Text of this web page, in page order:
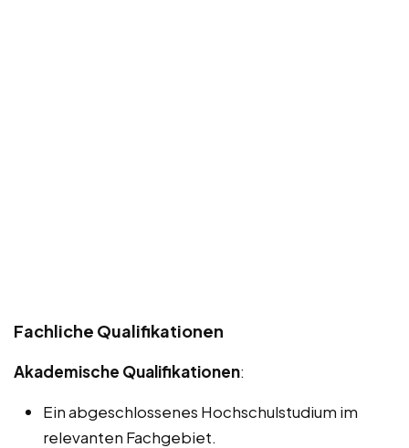
Fachliche Qualifikationen
Akademische Qualifikationen:
Ein abgeschlossenes Hochschulstudium im
relevanten Fachgebiet.